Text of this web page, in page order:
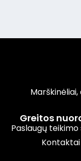
Greitos
Paslaugų
Kontaktai